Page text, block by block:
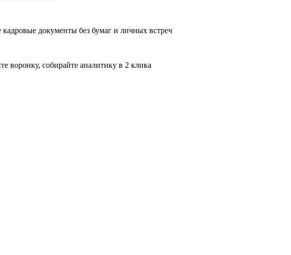
документы без бумаг и личных встреч
воронку, собирайте аналитику в 2 клика